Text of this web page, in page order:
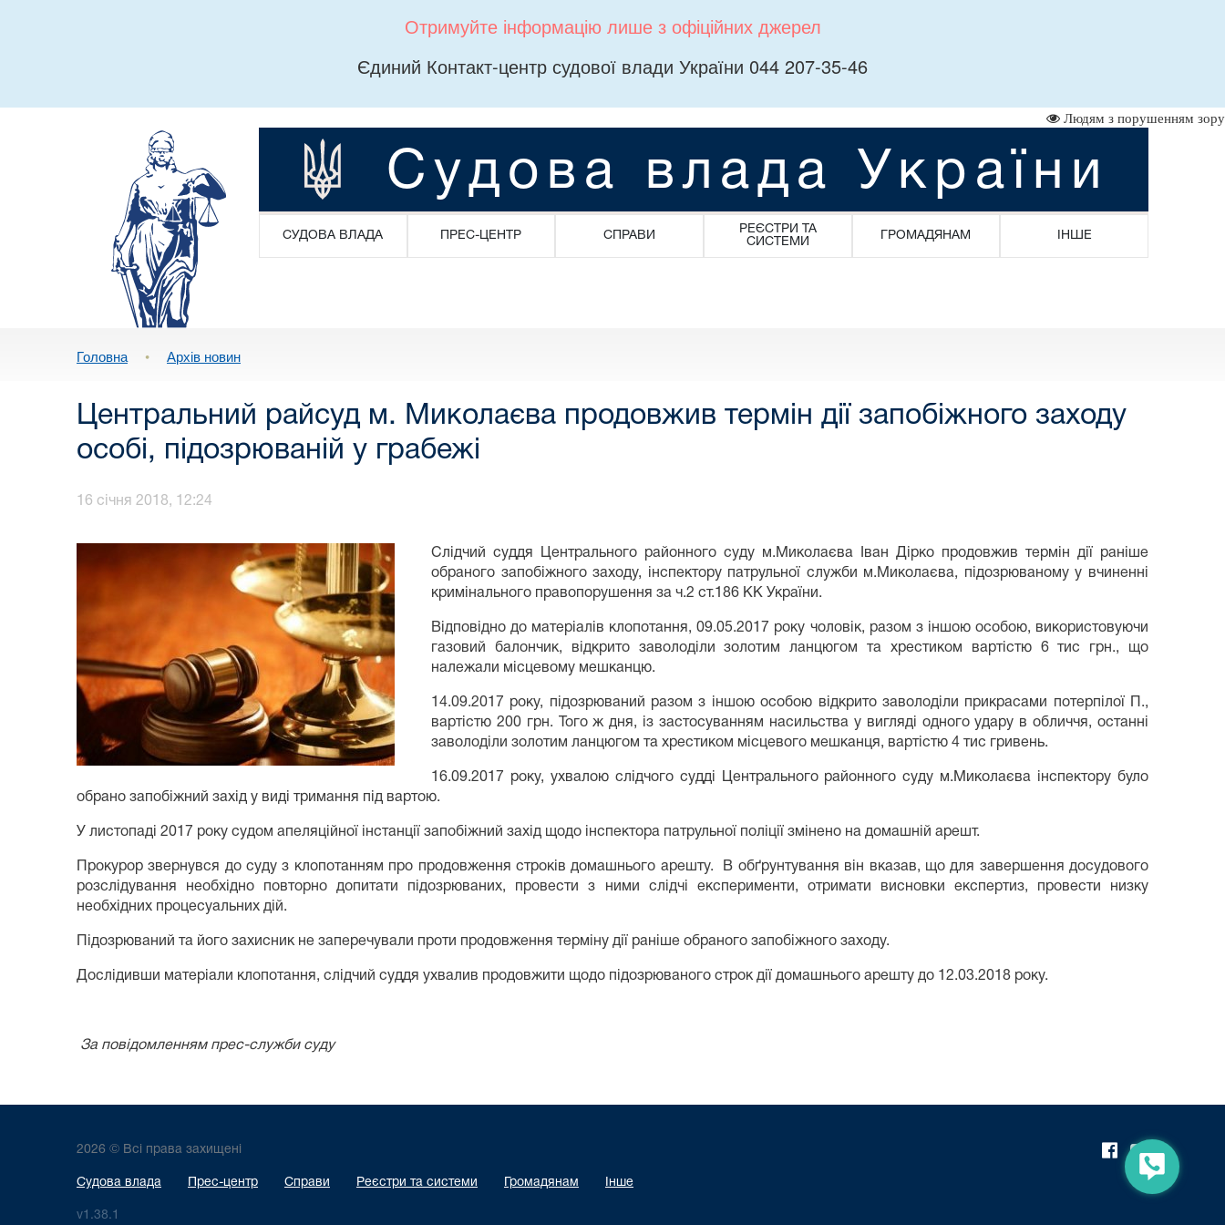
Отримуйте інформацію лише з офіційних джерел
Єдиний Контакт-центр судової влади України 044 207-35-46
Людям з порушенням зору
Судова влада України
СУДОВА ВЛАДА ПРЕС-ЦЕНТР СПРАВИ
РЕЄСТРИ ТА
СИСТЕМИ
ГРОМАДЯНАМ ІНШЕ
Головна • Архів новин
Центральний райсуд м. Миколаєва продовжив термін дії запобіжного заходу
особі, підозрюваній у грабежі
16 січня 2018, 12:24
Слідчий суддя Центрального районного суду м.Миколаєва Іван Дірко продовжив термін дії раніше
обраного запобіжного заходу, інспектору патрульної служби м.Миколаєва, підозрюваному у вчиненні
кримінального правопорушення за ч.2 ст.186 КК України.
Відповідно до матеріалів клопотання, 09.05.2017 року чоловік, разом з іншою особою, використовуючи
газовий балончик, відкрито заволоділи золотим ланцюгом та хрестиком вартістю 6 тис грн., що
належали місцевому мешканцю.
14.09.2017 року, підозрюваний разом з іншою особою відкрито заволоділи прикрасами потерпілої П.,
вартістю 200 грн. Того ж дня, із застосуванням насильства у вигляді одного удару в обличчя, останні
заволоділи золотим ланцюгом та хрестиком місцевого мешканця, вартістю 4 тис гривень.
16.09.2017 року, ухвалою слідчого судді Центрального районного суду м.Миколаєва інспектору було
обрано запобіжний захід у виді тримання під вартою.
У листопаді 2017 року судом апеляційної інстанції запобіжний захід щодо інспектора патрульної поліції змінено на домашній арешт.
Прокурор звернувся до суду з клопотанням про продовження строків домашнього арешту. В обґрунтування він вказав, що для завершення досудового
розслідування необхідно повторно допитати підозрюваних, провести з ними слідчі експерименти, отримати висновки експертиз, провести низку
необхідних процесуальних дій.
Підозрюваний та його захисник не заперечували проти продовження терміну дії раніше обраного запобіжного заходу.
Дослідивши матеріали клопотання, слідчий суддя ухвалив продовжити щодо підозрюваного строк дії домашнього арешту до 12.03.2018 року.
За повідомленням прес-служби суду
2026 © Всі права захищені
Судова влада Прес-центр Справи Реєстри та системи Громадянам Інше
v1.38.1